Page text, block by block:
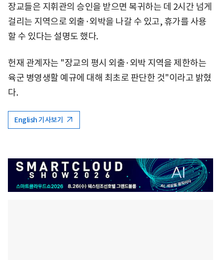
장교들은 지휘관의 승인을 받으면 복귀하는 데 2시간 넘게
걸리는 지역으로 외출·외박을 나갈 수 있고, 휴가를 사용
할 수 있다는 설명도 했다.
헌재 관계자는 "장교의 평시 외출·외박 지역을 제한하는
육군 병영생활 예규에 대해 최초로 판단한 것"이라고 밝혔
다.
English 기사보기